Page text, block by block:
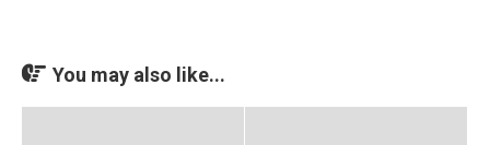
You may also like...